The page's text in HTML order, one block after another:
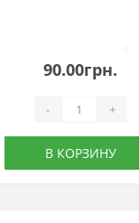
90.00грн.
- +
В КОРЗИНУ